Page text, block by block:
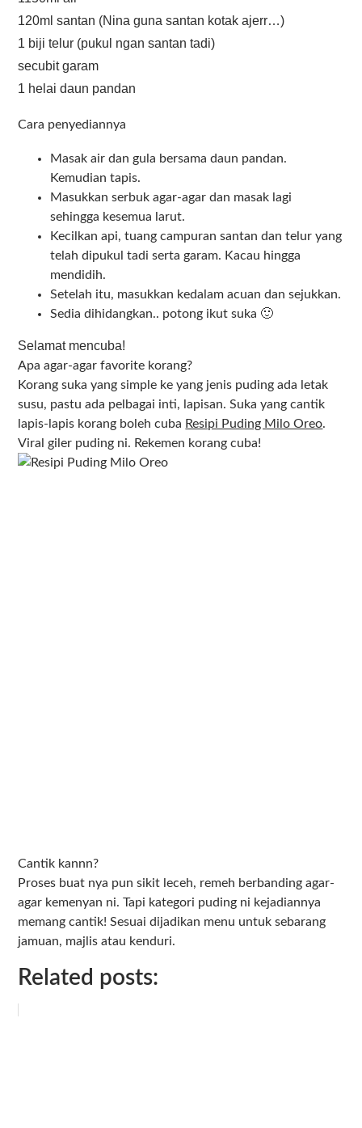
120ml santan (Nina guna santan kotak ajerr…)
1 biji telur (pukul ngan santan tadi)
secubit garam
1 helai daun pandan
Cara penyediannya
Masak air dan gula bersama daun pandan.
Kemudian tapis.
Masukkan serbuk agar-agar dan masak lagi
sehingga kesemua larut.
Kecilkan api, tuang campuran santan dan telur yang
telah dipukul tadi serta garam. Kacau hingga
mendidih.
Setelah itu, masukkan kedalam acuan dan sejukkan.
Sedia dihidangkan.. potong ikut suka 🙂
Selamat mencuba!
Apa agar-agar favorite korang?
Korang suka yang simple ke yang jenis puding ada letak
susu, pastu ada pelbagai inti, lapisan. Suka yang cantik
lapis-lapis korang boleh cuba Resipi Puding Milo Oreo.
Viral giler puding ni. Rekemen korang cuba!
Cantik kannn?
Proses buat nya pun sikit leceh, remeh berbanding agar-
agar kemenyan ni. Tapi kategori puding ni kejadiannya
memang cantik! Sesuai dijadikan menu untuk sebarang
jamuan, majlis atau kenduri.
Related posts: